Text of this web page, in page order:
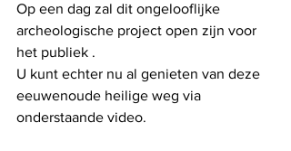
Op een dag zal dit ongelooflijke
archeologische project open zijn voor
het publiek .
U kunt echter nu al genieten van deze
eeuwenoude heilige weg via
onderstaande video.